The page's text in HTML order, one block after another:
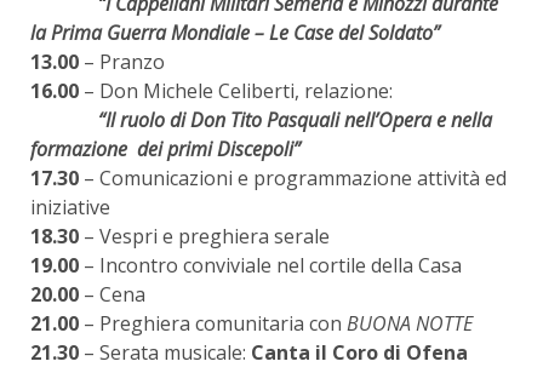
la Prima Guerra Mondiale – Le Case del Soldato”
13.00 – Pranzo
16.00 – Don Michele Celiberti, relazione:
“Il ruolo di Don Tito Pasquali nell’Opera e nella
formazione dei primi Discepoli”
17.30 – Comunicazioni e programmazione attività ed
iniziative
18.30 – Vespri e preghiera serale
19.00 – Incontro conviviale nel cortile della Casa
20.00 – Cena
21.00 – Preghiera comunitaria con BUONA NOTTE
21.30 – Serata musicale: Canta il Coro di Ofena